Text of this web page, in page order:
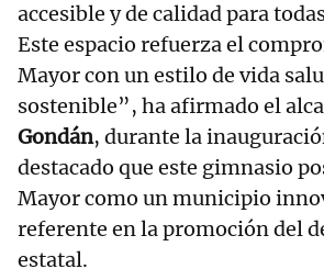
accesible y de calidad para
Este espacio refuerza el
Mayor con un estilo de vida
sostenible”, ha afirmado el
Gondán, durante la
destacado que este gimnasio
Mayor como un municipio
referente en la promoción del
estatal.